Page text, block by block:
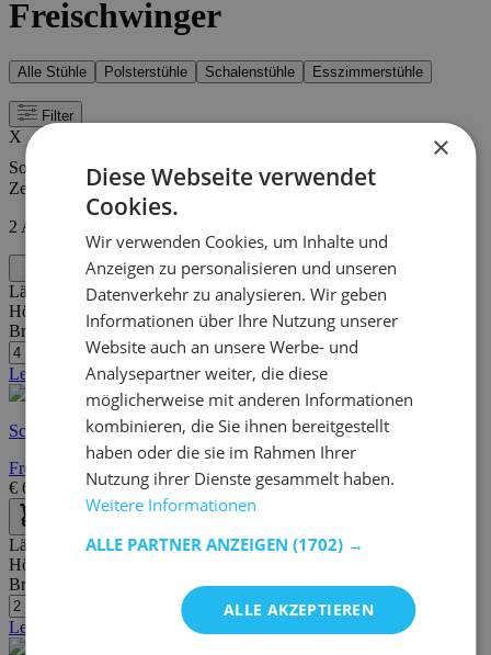
Freischwinger
Alle Stühle Polsterstühle Schalenstühle Esszimmerstühle
Filter
X
Sortieren nach
Zeigen
2 Artikel
Länge:
57 cm
Höhe:
99 cm
Breite/Tiefe:43 cm
Letzte Stücke
Schnelle Lieferung
Freischwinger Sofia - weiß
€ 69,95 96,00
Länge:
51 cm
Höhe:
Breite/Tiefe:
Letzte Stücke
×
Diese Webseite verwendet
Cookies.
Wir verwenden Cookies, um Inhalte und
Anzeigen zu personalisieren und unseren
Datenverkehr zu analysieren. Wir geben
Informationen über Ihre Nutzung unserer
Website auch an unsere Werbe- und
Analysepartner weiter, die diese
möglicherweise mit anderen Informationen
kombinieren, die Sie ihnen bereitgestellt
haben oder die sie im Rahmen Ihrer
Nutzung ihrer Dienste gesammelt haben.
Weitere Informationen
ALLE PARTNER ANZEIGEN (1702) →
ALLE AKZEPTIEREN